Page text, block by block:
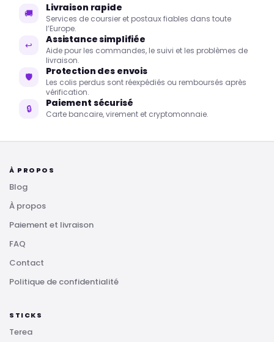
🚚 Livraison rapide
Services de coursier et postaux fiables dans toute
l’Europe.
↩ Assistance simplifiée
Aide pour les commandes, le suivi et les problèmes de
livraison.
🛡 Protection des envois
Les colis perdus sont réexpédiés ou remboursés après
vérification.
🔒 Paiement sécurisé
Carte bancaire, virement et cryptomonnaie.
À PROPOS
Blog
À propos
Paiement et livraison
FAQ
Contact
Politique de confidentialité
STICKS
Terea